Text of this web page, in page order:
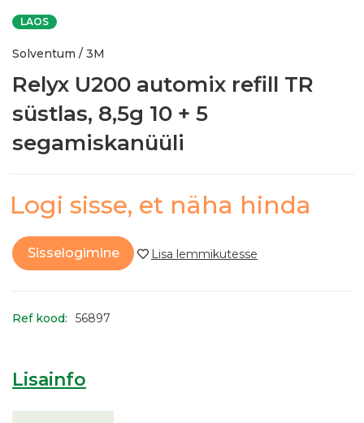
LAOS
Solventum / 3M
Relyx U200 automix refill TR
süstlas, 8,5g 10 + 5
segamiskanüüli
Logi sisse, et näha hinda
Sisselogimine
Ref kood: 56897
Lisainfo